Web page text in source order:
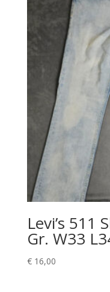
Levi’s 511
Gr. W33
€16,00